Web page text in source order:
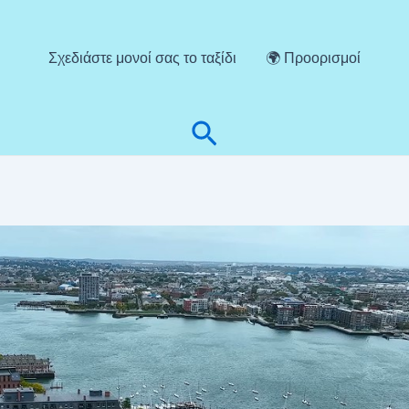
Σχεδιάστε μονοί σας το ταξίδι 🌍 Προορισμοί
Αναζήτηση